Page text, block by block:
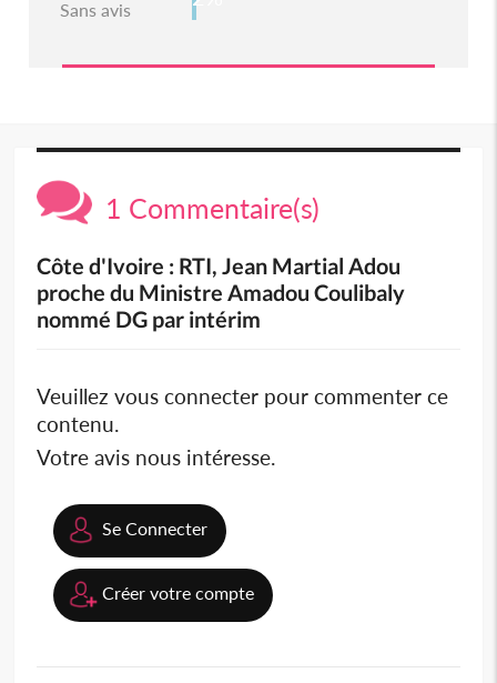
Sans avis
1 Commentaire(s)
Côte d'Ivoire : RTI, Jean Martial Adou
proche du Ministre Amadou Coulibaly
nommé DG par intérim
Veuillez vous connecter pour commenter ce
contenu.
Votre avis nous intéresse.
Se Connecter
Créer votre compte